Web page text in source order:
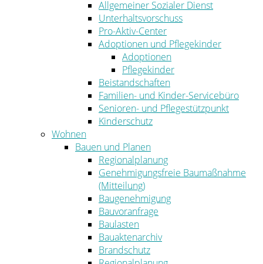
Allgemeiner Sozialer Dienst
Unterhaltsvorschuss
Pro-Aktiv-Center
Adoptionen und Pflegekinder
Adoptionen
Pflegekinder
Beistandschaften
Familien- und Kinder-Servicebüro
Senioren- und Pflegestützpunkt
Kinderschutz
Wohnen
Bauen und Planen
Regionalplanung
Genehmigungsfreie Baumaßnahme
(Mitteilung)
Baugenehmigung
Bauvoranfrage
Baulasten
Bauaktenarchiv
Brandschutz